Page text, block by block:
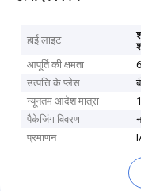
हाई लाइट
आपूर्ति की क्षमता
उत्पत्ति के प्लेस
न्यूनतम आदेश मात्रा
पैकेजिंग विवरण
प्रमाणन